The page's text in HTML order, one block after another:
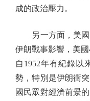
成的政治壓力。
另一方面，美國
伊朗戰事影響，美
自1952年有紀錄以
勢，特別是伊朗衝
國民眾對經濟前景